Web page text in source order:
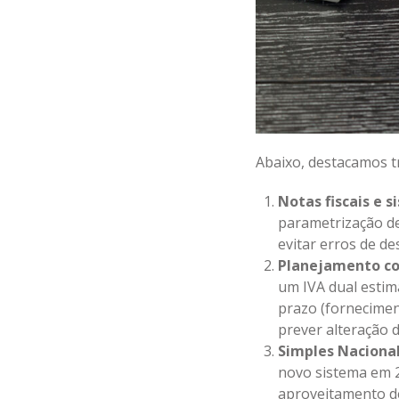
Abaixo, destacamos
Notas fiscais e
parametrização
evitar erros de
Planejamento
um IVA dual
prazo
prever alteração
Simples
novo sistema em
aproveitamento